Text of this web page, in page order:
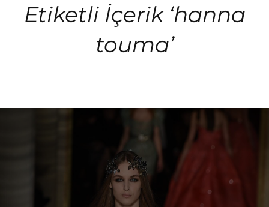
Etiketli İçerik ‘hanna
touma’